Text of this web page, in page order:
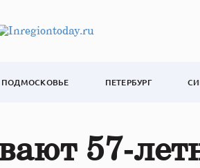
ПОДМОСКОВЬЕ ПЕТЕРБУРГ